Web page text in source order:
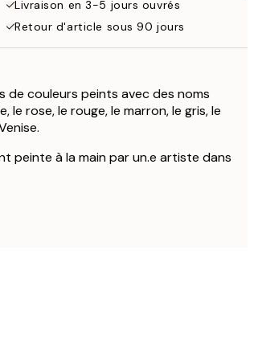
Livraison en 3-5 jours ouvrés
Retour d'article sous 90 jours
couleurs peints avec des noms
le rose, le rouge, le marron, le gris, le
peinte à la main par un.e artiste dans